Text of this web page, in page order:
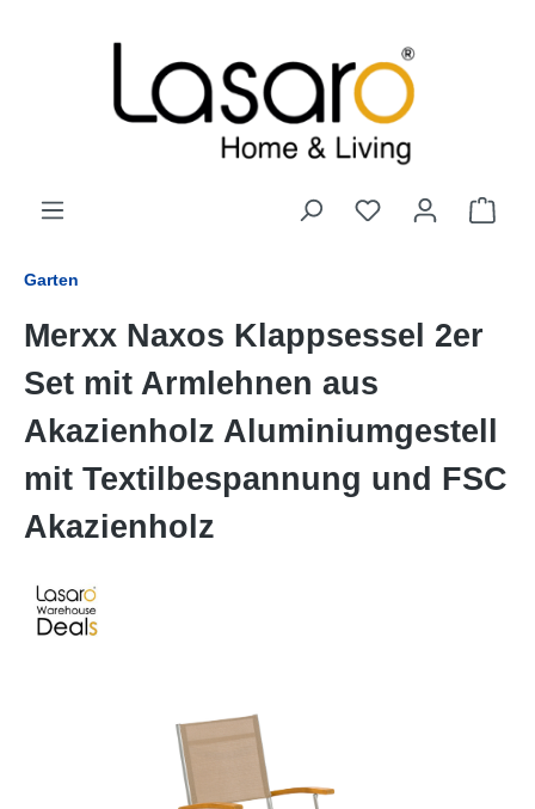
Garten
Merxx Naxos Klappsessel 2er
Set mit Armlehnen aus
Akazienholz Aluminiumgestell
mit Textilbespannung und FSC
Akazienholz